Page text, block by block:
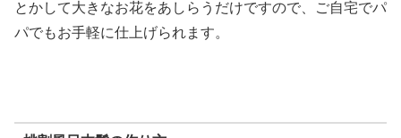
とかして大きなお花をあしらうだけですので、ご自宅でパ
パでもお手軽に仕上げられます。